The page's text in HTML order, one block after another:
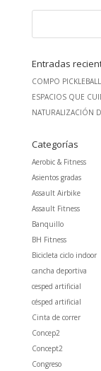
Entradas
COMPO
ESPACIOS QUE
NATURALIZACIÓN
Categorías
Aerobic & Fitness
Asientos gradas
Assault Airbike
Assault Fitness
Banquillo
BH Fitness
Bicicleta ciclo indoor
cancha deportiva
cesped artificial
césped artificial
Cinta de correr
Concep2
Concept2
Congreso